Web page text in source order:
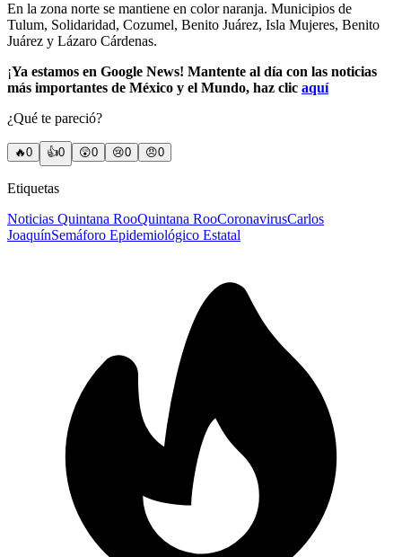
En la zona norte se mantiene en color naranja. Municipios de
Tulum, Solidaridad, Cozumel, Benito Juárez, Isla Mujeres, Benito
Juárez y Lázaro Cárdenas.
¡Ya estamos en Google News! Mantente al día con las noticias
más importantes de México y el Mundo, haz clic aquí
¿Qué te pareció?
🔥0 👍0 😲0 😢0 😠0
Etiquetas
Noticias Quintana RooQuintana RooCoronavirusCarlos
JoaquínSemáforo Epidemiológico Estatal